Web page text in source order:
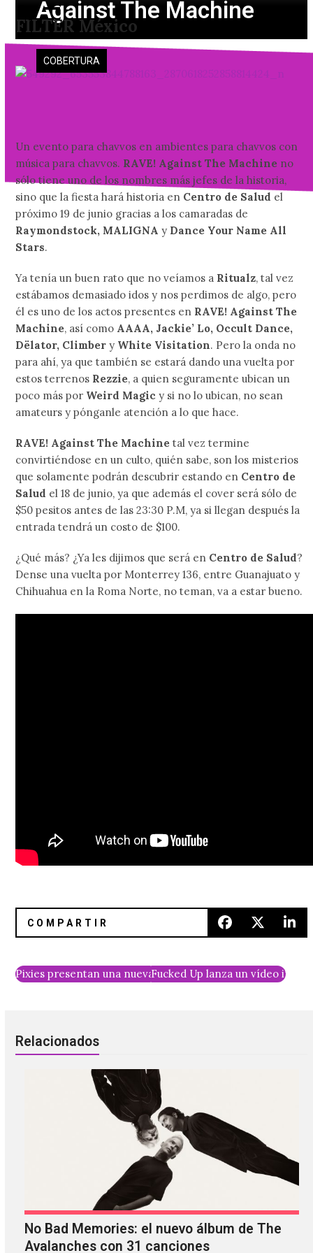
content
FILTER México
Open
mobile
menu
Close
mobile
menu
COBERTURA
Against The Machine
Un evento para chavvos en ambientes para chavvos con
música para chavvos. RAVE! Against The Machine no
sólo tiene uno de los nombres más jefes de la historia,
sino que la fiesta hará historia en Centro de Salud el
próximo 19 de junio gracias a los camaradas de
Raymondstock, MALIGNA y Dance Your Name All
Stars.
Ya tenía un buen rato que no veíamos a Ritualz, tal vez
estábamos demasiado idos y nos perdimos de algo, pero
él es uno de los actos presentes en RAVE! Against The
Machine, así como AAAA, Jackie’ Lo, Occult Dance,
Dëlator, Climber y White Visitation. Pero la onda no
para ahí, ya que también se estará dando una vuelta por
estos terrenos Rezzie, a quien seguramente ubican un
poco más por Weird Magic y si no lo ubican, no sean
amateurs y pónganle atención a lo que hace.
RAVE! Against The Machine tal vez termine
convirtiéndose en un culto, quién sabe, son los misterios
que solamente podrán descubrir estando en Centro de
Salud el 18 de junio, ya que además el cover será sólo de
$50 pesitos antes de las 23:30 P.M, ya si llegan después la
entrada tendrá un costo de $100.
¿Qué más? ¿Ya les dijimos que será en Centro de Salud?
Dense una vuelta por Monterrey 136, entre Guanajuato y
Chihuahua en la Roma Norte, no teman, va a estar bueno.
Pixies presentan una nueva canción en formato acústico
Fucked Up lanza un vídeo
Relacionados
No Bad Memories: el nuevo álbum de The
Avalanches con 31 canciones